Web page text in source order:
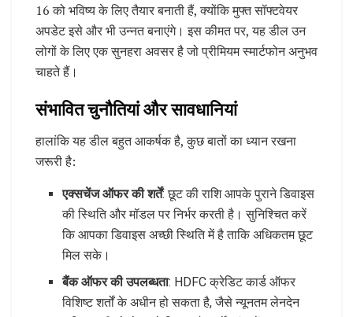
16 को भविष्य के लिए तैयार बनाती हैं, क्योंकि मुफ्त सॉफ्टवेयर
अपडेट इसे और भी उन्नत बनाएंगे। इस कीमत पर, यह डील उन
लोगों के लिए एक सुनहरा अवसर है जो प्रीमियम स्मार्टफोन अनुभव
चाहते हैं।
संभावित चुनौतियां और सावधानियां
हालांकि यह डील बहुत आकर्षक है, कुछ बातों का ध्यान रखना
जरूरी है:
एक्सचेंज ऑफर की शर्तें: छूट की राशि आपके पुराने डिवाइस
की स्थिति और मॉडल पर निर्भर करती है। सुनिश्चित करें
कि आपका डिवाइस अच्छी स्थिति में है ताकि अधिकतम छूट
मिल सके।
बैंक ऑफर की उपलब्धता: HDFC क्रेडिट कार्ड ऑफर
विशिष्ट शर्तों के अधीन हो सकता है, जैसे न्यूनतम लेनदेन